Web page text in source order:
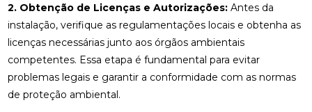
2. Obtenção de Licenças e Autorizações:Antes da
instalação, verifique as regulamentações locais e obtenha as
licenças necessárias junto aos órgãos ambientais
competentes. Essa etapa é fundamental para evitar
problemas legais e garantir a conformidade com as normas
de proteção ambiental.